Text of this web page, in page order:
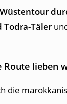
Todra-Täler
Route lieben
die